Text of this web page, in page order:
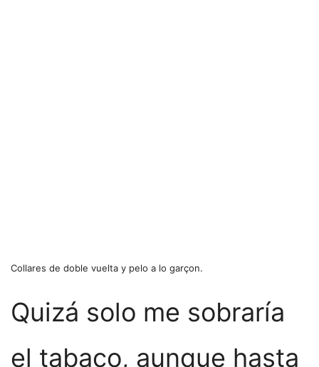
Collares de doble vuelta y pelo a lo garçon.
Quizá solo me sobraría
el tabaco, aunque hasta